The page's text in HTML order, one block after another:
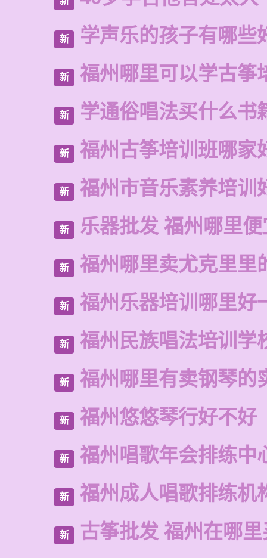
新 学声乐的孩子有哪些
新 福州哪里可以学古筝
新 学通俗唱法买什么书
新 福州古筝培训班哪家
新 福州市音乐素养培训
新 乐器批发 福州哪里
新 福州哪里卖尤克里里
新 福州乐器培训哪里好
新 福州民族唱法培训学
新 福州哪里有卖钢琴的
新 福州悠悠琴行好不好
新 福州唱歌年会排练中
新 福州成人唱歌排练机
新 古筝批发 福州在哪